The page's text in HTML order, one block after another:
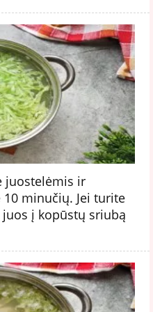
juostelėmis ir
minučių. Jei turite
į kopūstų sriubą